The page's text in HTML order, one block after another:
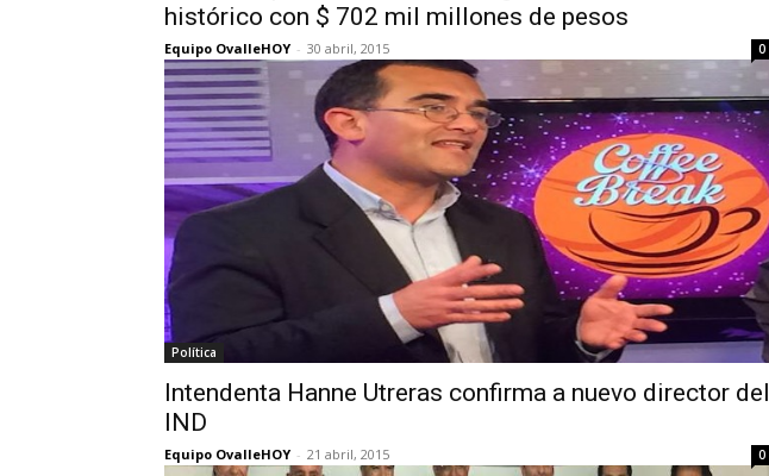
histórico con $ 702 mil millones de pesos
Equipo OvalleHOY - 30 abril, 2015 0
Política
Intendenta Hanne Utreras confirma a nuevo director del
IND
Equipo OvalleHOY - 21 abril, 2015 0